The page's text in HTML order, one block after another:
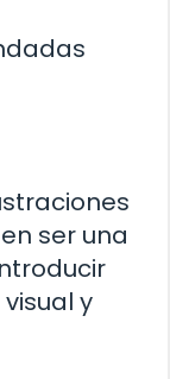
ser una
y